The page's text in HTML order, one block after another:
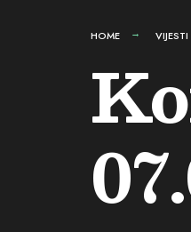
HOME VIJESTI